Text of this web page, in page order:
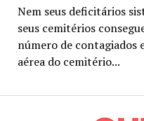
Nem seus deficitários
seus cemitérios
número de contagiados
aérea do cemitério...